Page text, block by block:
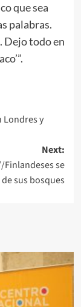
que sea
palabras.
Dejo todo en
Londres y
Next:
se
sus bosques